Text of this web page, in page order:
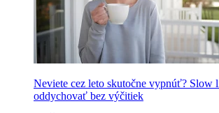
Neviete cez leto skutočne vypnúť? Slow
oddychovať bez výčitiek